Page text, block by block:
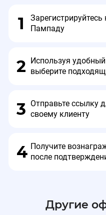
⏰Срок действия
Подробнее в
1
Пампаду
2
Используя
выберите
3 Отправьте ссылку
своему клиенту
4 Получите
после
Другие